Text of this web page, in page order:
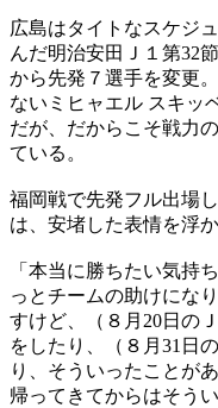
広島はタイトなスケジ
んだ明治安田Ｊ１第32
から先発７選手を変更
ないミヒャエル スキッ
だが、だからこそ戦力
ている。
福岡戦で先発フル出場
は、安堵した表情を浮
「本当に勝ちたい気持
っとチームの助けにな
すけど、（８月20日の
をしたり、（８月31日
り、そういったことが
帰ってきてからはそう